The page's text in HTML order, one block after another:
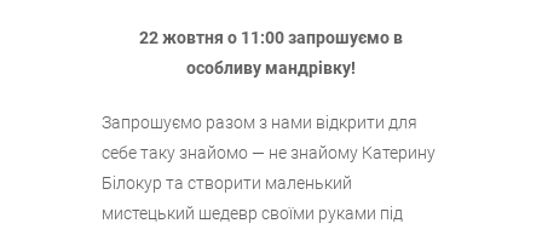
22 жовтня о 11:00 запрошуємо в
особливу мандрівку!
Запрошуємо разом з нами відкрити для
себе таку знайомо — не знайому Катерину
Білокур та створити маленький
мистецький шедевр своїми руками під